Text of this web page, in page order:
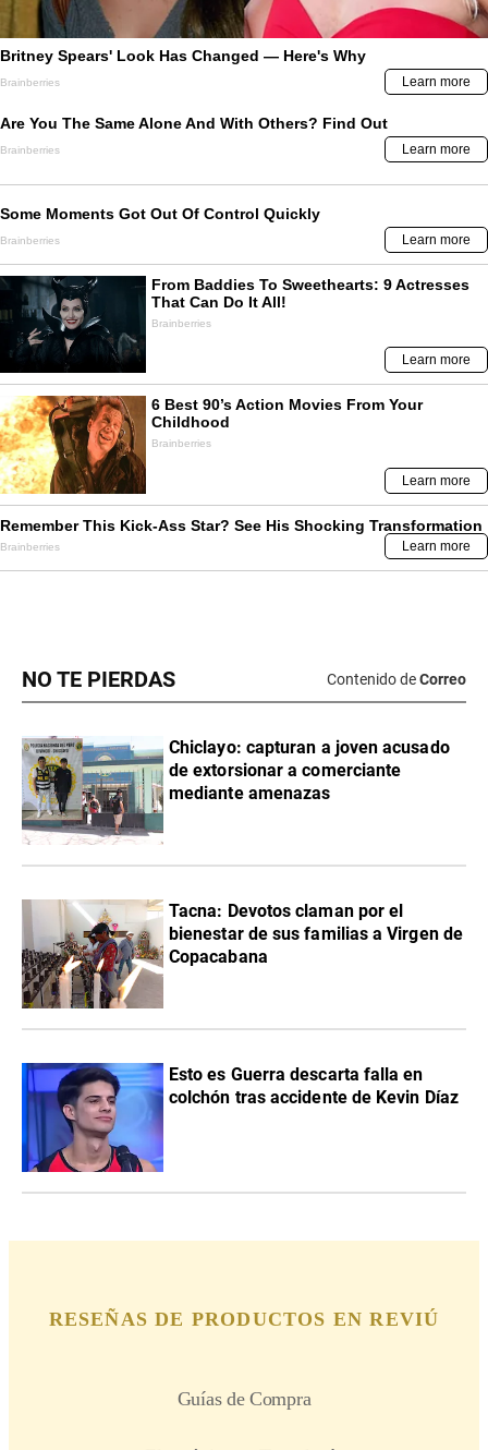
NO TE PIERDAS Contenido deCorreo
Chiclayo: capturan a joven acusado
de extorsionar a comerciante
mediante amenazas
Tacna: Devotos claman por el
bienestar de sus familias a Virgen de
Copacabana
Esto es Guerra descarta falla en
colchón tras accidente de Kevin Díaz